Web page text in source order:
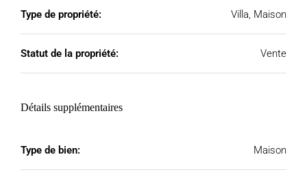
Type de propriété: Villa, Maison
Statut de la propriété: Vente
Détails supplémentaires
Type de bien: Maison